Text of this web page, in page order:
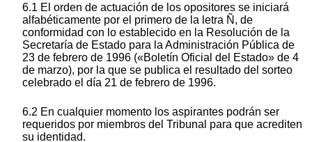
6.1 El orden de actuación de los opositores se iniciará
alfabéticamente por el primero de la letra Ñ, de
conformidad con lo establecido en la Resolución de la
Secretaría de Estado para la Administración Pública de
23 de febrero de 1996 («Boletín Oficial del Estado» de 4
de marzo), por la que se publica el resultado del sorteo
celebrado el día 21 de febrero de 1996.
6.2 En cualquier momento los aspirantes podrán ser
requeridos por miembros del Tribunal para que acrediten
su identidad.